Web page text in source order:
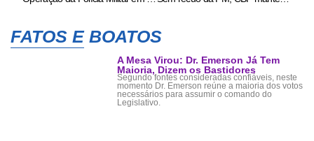
FATOS E BOATOS
A Mesa Virou: Dr. Emerson Já Tem
Maioria, Dizem os Bastidores
Segundo fontes consideradas confiáveis, neste
momento Dr. Emerson reúne a maioria dos votos
necessários para assumir o comando do
Legislativo.